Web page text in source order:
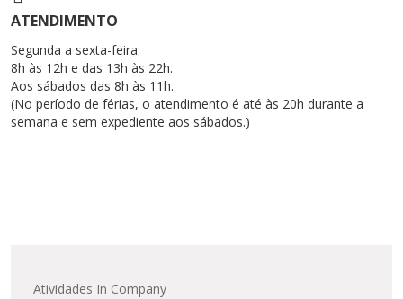
ATENDIMENTO
Segunda a sexta-feira:
8h às 12h e das 13h às 22h.
Aos sábados das 8h às 11h.
(No período de férias, o atendimento é até às 20h durante a
semana e sem expediente aos sábados.)
Atividades In Company